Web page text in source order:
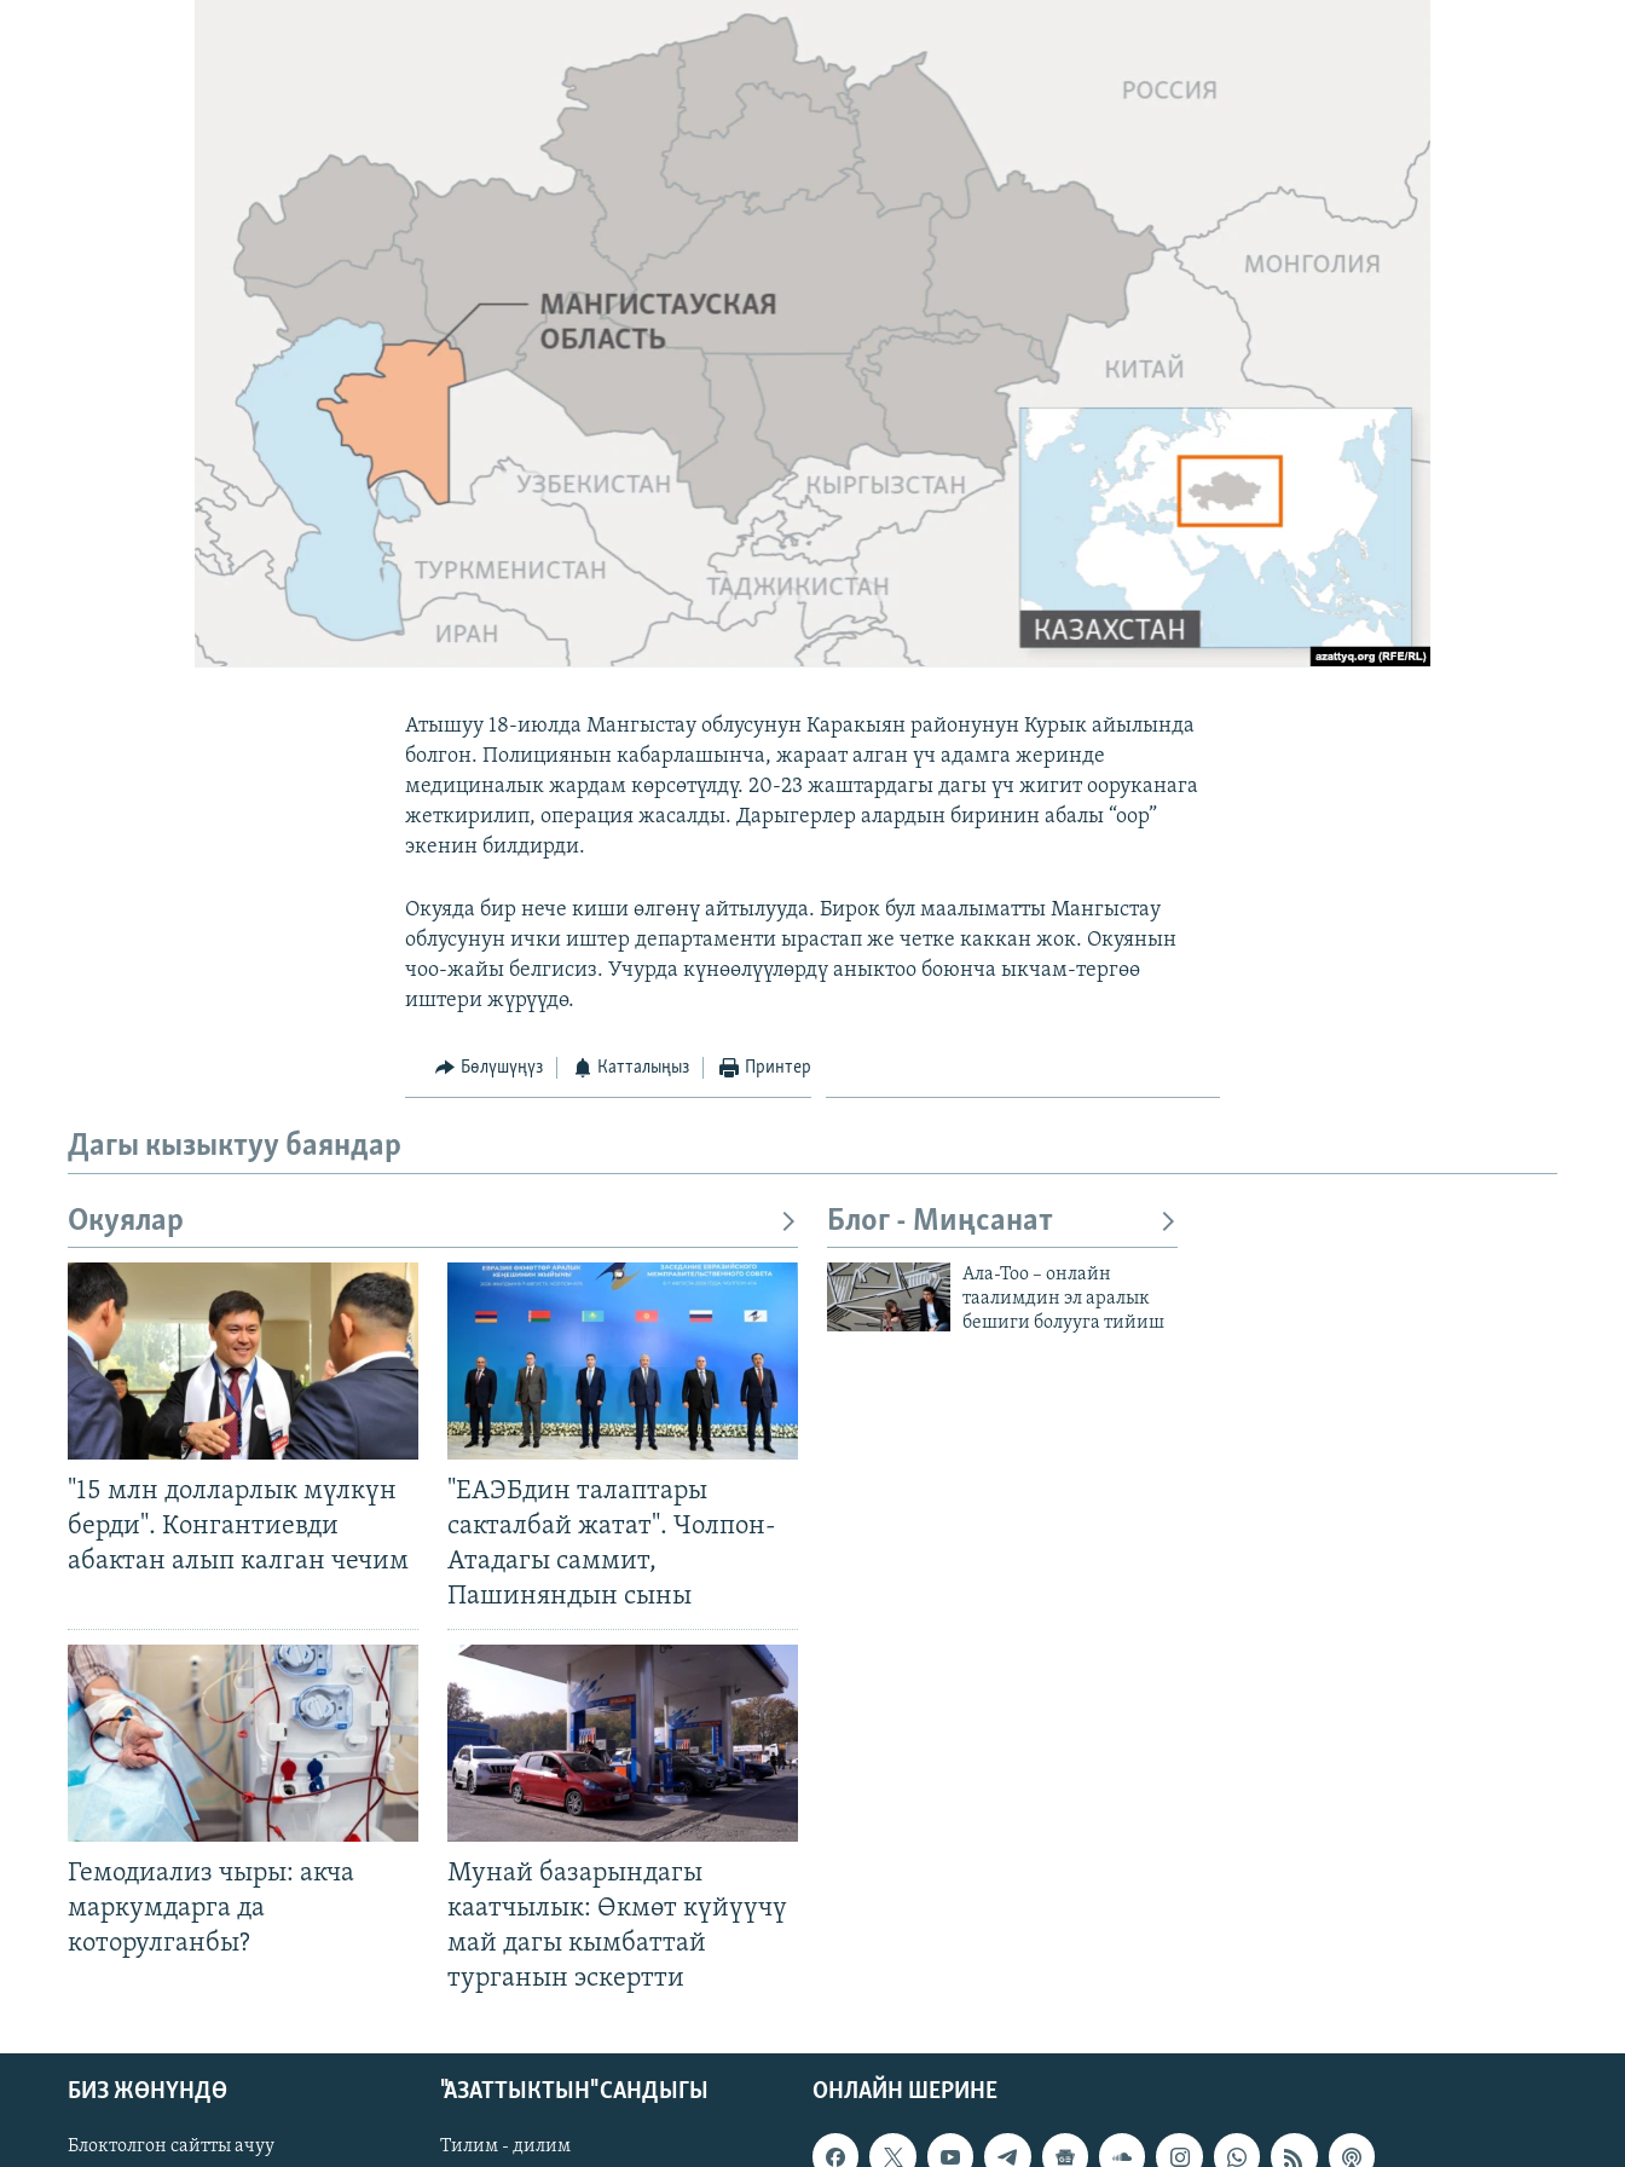
Атышуу 18-июлда Мангыстау облусунун Каракыян районунун Курык айылында
болгон. Полициянын кабарлашынча, жараат алган үч адамга жеринде
медициналык жардам көрсөтүлдү. 20-23 жаштардагы дагы үч жигит ооруканага
жеткирилип, операция жасалды. Дарыгерлер алардын биринин абалы “оор”
экенин билдирди.
Окуяда бир нече киши өлгөнү айтылууда. Бирок бул маалыматты Мангыстау
облусунун ички иштер департаменти ырастап же четке каккан жок. Окуянын
чоо-жайы белгисиз. Учурда күнөөлүүлөрдү аныктоо боюнча ыкчам-тергөө
иштери жүрүүдө.
Бөлүшүңүз Катталыңыз Принтер
Дагы кызыктуу баяндар
Окуялар
"15 млн долларлык мүлкүн
берди". Конгантиевди
абактан алып калган чечим
"ЕАЭБдин талаптары
сакталбай жатат". Чолпон-
Атадагы саммит,
Пашиняндын сыны
Гемодиализ чыры: акча
маркумдарга да
которулганбы?
Мунай базарындагы
каатчылык: Өкмөт күйүүчү
май дагы кымбаттай
турганын эскертти
Блог - Миңсанат
Ала-Тоо – онлайн
таалимдин эл аралык
бешиги болууга тийиш
ОНЛАЙН ШЕРИНЕ
БИЗ ЖӨНҮНДӨ
Блоктолгон сайтты ачуу
"АЗАТТЫКТЫН" САНДЫГЫ
Тилим - дилим